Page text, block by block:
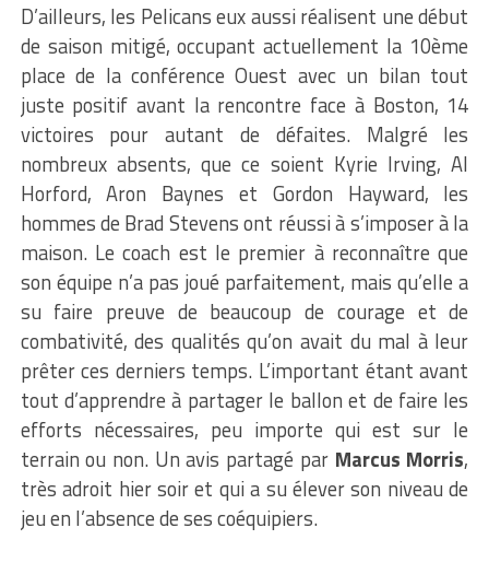
D’ailleurs, les Pelicans eux aussi réalisent une début
de saison mitigé, occupant actuellement la 10ème
place de la conférence Ouest avec un bilan tout
juste positif avant la rencontre face à Boston, 14
victoires pour autant de défaites. Malgré les
nombreux absents, que ce soient Kyrie Irving, Al
Horford, Aron Baynes et Gordon Hayward, les
hommes de Brad Stevens ont réussi à s’imposer à la
maison. Le coach est le premier à reconnaître que
son équipe n’a pas joué parfaitement, mais qu’elle a
su faire preuve de beaucoup de courage et de
combativité, des qualités qu’on avait du mal à leur
prêter ces derniers temps. L’important étant avant
tout d’apprendre à partager le ballon et de faire les
efforts nécessaires, peu importe qui est sur le
terrain ou non. Un avis partagé par Marcus Morris,
très adroit hier soir et qui a su élever son niveau de
jeu en l’absence de ses coéquipiers.